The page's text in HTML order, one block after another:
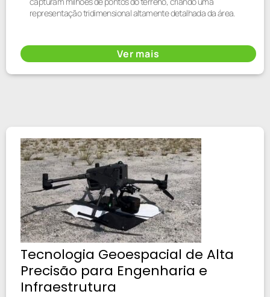
representação tridimensional altamente detalhada da área.
Ver mais
Tecnologia Geoespacial de Alta
Precisão para Engenharia e
Infraestrutura